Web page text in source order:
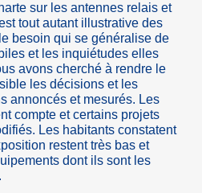
sur les antennes relais et
tout autant illustrative des
besoin qui se généralise de
et les inquiétudes elles
avons cherché à rendre le
les décisions et les
annoncés et mesurés. Les
compte et certains projets
Les habitants constatent
restent très bas et
dont ils sont les